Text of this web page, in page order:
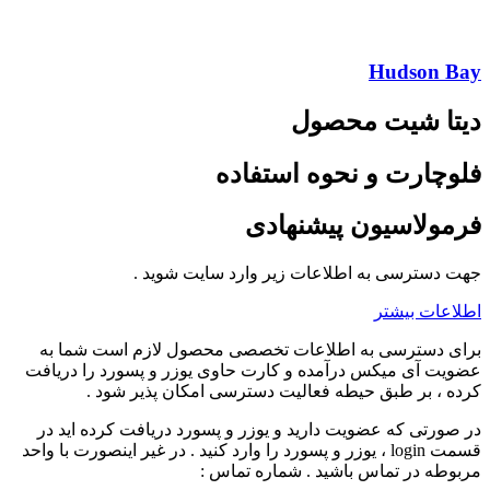
Hudson Bay
دیتا شیت محصول
فلوچارت و نحوه استفاده
فرمولاسیون پیشنهادی
جهت دسترسی به اطلاعات زیر وارد سایت شوید .
اطلاعات بیشتر
برای دسترسی به اطلاعات تخصصی محصول لازم است شما به
عضویت آی میکس درآمده و کارت حاوی یوزر و پسورد را دریافت
کرده ، بر طبق حیطه فعالیت دسترسی امکان پذیر شود .
در صورتی که عضویت دارید و یوزر و پسورد دریافت کرده اید در
قسمت login ، یوزر و پسورد را وارد کنید . در غیر اینصورت با واحد
مربوطه در تماس باشید . شماره تماس :